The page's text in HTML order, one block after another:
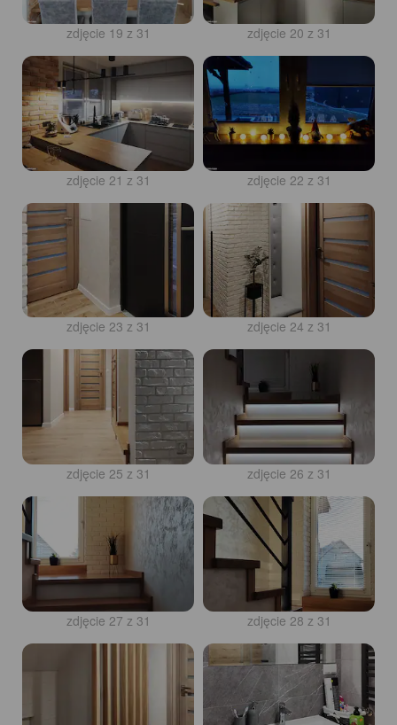
zdjęcie 19 z 31 zdjęcie 20 z 31
zdjęcie 21 z 31 zdjęcie 22 z 31
zdjęcie 23 z 31 zdjęcie 24 z 31
zdjęcie 25 z 31 zdjęcie 26 z 31
zdjęcie 27 z 31 zdjęcie 28 z 31